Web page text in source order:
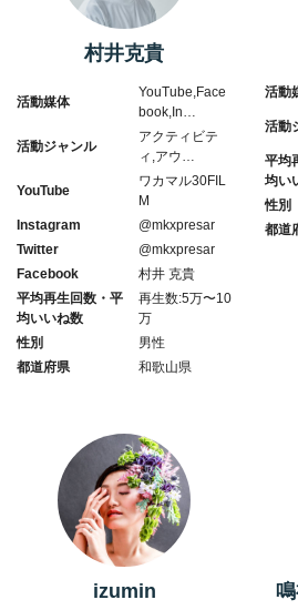
村井克貴
活動媒体
YouTube,Face
book,In…
活動ジャンル
アクティビテ
ィ,アウ…
YouTube
ワカマル30FIL
M
Instagram
@mkxpresar
Twitter
@mkxpresar
Facebook
村井 克貴
平均再生回数・平
均いいね数
再生数:5万〜10
万
性別
男性
都道府県
和歌山県
活動
活動
平均
均い
性別
都道
izumin